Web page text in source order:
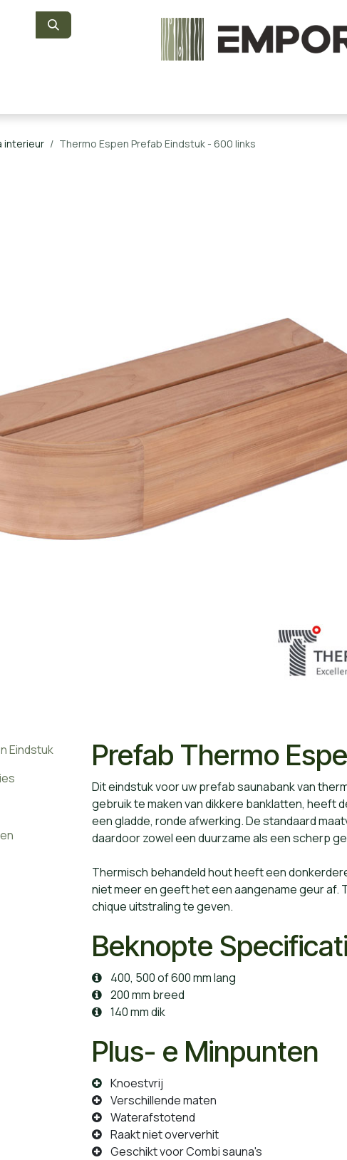
interieur Thermo Espen Prefab Eindstuk - 600 links
Eindstuk
Prefab Thermo
Dit eindstuk voor uw prefab saunabank van
gebruik te maken van dikkere banklatten, heeft
een gladde, ronde afwerking. De standaard
daardoor zowel een duurzame als een scherp
Thermisch behandeld hout heeft een
niet meer en geeft het een aangename geur
chique uitstraling te geven.
Beknopte
400, 500 of 600 mm lang
200 mm breed
140 mm dik
Plus- e Minpunten
Knoestvrij
Verschillende maten
Waterafstotend
Raakt niet oververhit
Geschikt voor Combi sauna's